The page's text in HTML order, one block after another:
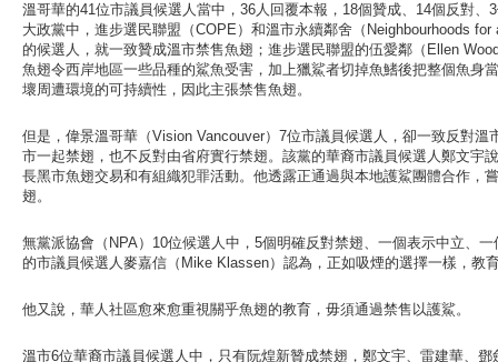
溫哥華的41位市議員候選人當中，36人回覆本報，18個贊成、14個反對、
大政黨中，進步選民聯盟（COPE）和溫市永續鄰舍（Neighbourhoods
的候選人，就一致贊成溫市禁售魚翅；進步選民聯盟的伍愛鄰（Ellen
魚翅令西岸地區一些品種的鯊魚受害，加上獵鯊者切掉魚鰭後把整個魚身
壞周遭環境的可持續性，因此主張禁售魚翅。
但是，偉景溫哥華（Vision Vancouver）7位市議員候選人，卻一致反對溫
市一起禁翅，也不反對由省府實行禁翅。該黨的華裔市議員候選人鄭文宇
長黑市魚翅交易和有組織犯罪活動。他透露正通過與本地護鯊團體合作，
翅。
無黨派協會（NPA）10位候選人中，5個明確反對禁翅、一個表示中立、
的市議員候選人麥嘉信（Mike Klassen）認為，正如吸煙的選擇一樣，教
他又說，華人社區愈來愈重視關乎魚翅的教育，毋須通過禁售以護鯊。
溫市6位華裔市議員候選人中，只有阮煌新贊成禁翅，鄭文宇、雷建華、